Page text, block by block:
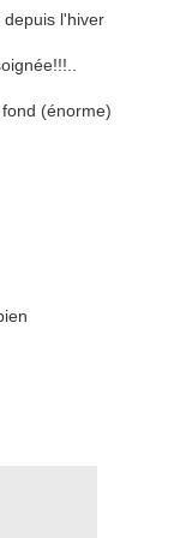
l'hiver
(énorme)